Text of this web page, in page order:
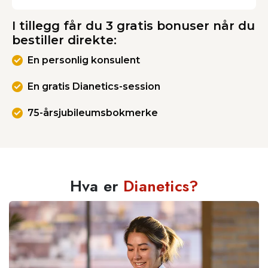
I tillegg får du 3 gratis bonuser når du
bestiller direkte:
En personlig konsulent
En gratis Dianetics-session
75-årsjubileumsbokmerke
Hva er Dianetics?